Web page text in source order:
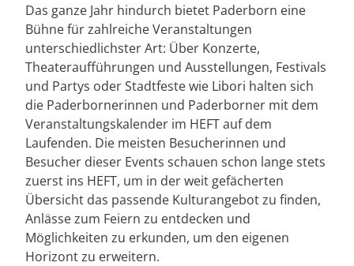
Das ganze Jahr hindurch bietet Paderborn eine
Bühne für zahlreiche Veranstaltungen
unterschiedlichster Art: Über Konzerte,
Theateraufführungen und Ausstellungen, Festivals
und Partys oder Stadtfeste wie Libori halten sich
die Paderbornerinnen und Paderborner mit dem
Veranstaltungskalender im HEFT auf dem
Laufenden. Die meisten Besucherinnen und
Besucher dieser Events schauen schon lange stets
zuerst ins HEFT, um in der weit gefächerten
Übersicht das passende Kulturangebot zu finden,
Anlässe zum Feiern zu entdecken und
Möglichkeiten zu erkunden, um den eigenen
Horizont zu erweitern.